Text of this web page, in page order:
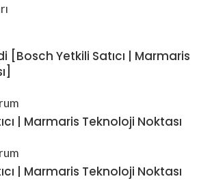
[Bosch Yetkili Satıcı | Marmaris
| Marmaris Teknoloji Noktası
| Marmaris Teknoloji Noktası